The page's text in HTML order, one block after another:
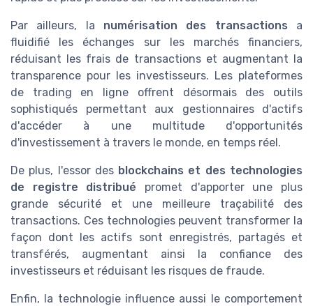
Par ailleurs, la numérisation des transactions a
fluidifié les échanges sur les marchés financiers,
réduisant les frais de transactions et augmentant la
transparence pour les investisseurs. Les plateformes
de trading en ligne offrent désormais des outils
sophistiqués permettant aux gestionnaires d'actifs
d'accéder à une multitude d'opportunités
d'investissement à travers le monde, en temps réel.
De plus, l'essor des blockchains et des technologies
de registre distribué promet d'apporter une plus
grande sécurité et une meilleure traçabilité des
transactions. Ces technologies peuvent transformer la
façon dont les actifs sont enregistrés, partagés et
transférés, augmentant ainsi la confiance des
investisseurs et réduisant les risques de fraude.
Enfin, la technologie influence aussi le comportement